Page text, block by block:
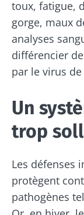
toux, fatigue,
gorge, maux
analyses
différencier
par le virus
Un
trop
Les défenses
protègent
pathogènes